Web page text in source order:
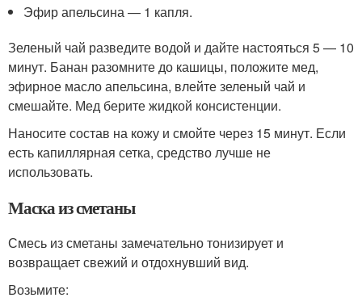
Эфир апельсина — 1 капля.
Зеленый чай разведите водой и дайте настояться 5 — 10
минут. Банан разомните до кашицы, положите мед,
эфирное масло апельсина, влейте зеленый чай и
смешайте. Мед берите жидкой консистенции.
Наносите состав на кожу и смойте через 15 минут. Если
есть капиллярная сетка, средство лучше не
использовать.
Маска из сметаны
Смесь из сметаны замечательно тонизирует и
возвращает свежий и отдохнувший вид.
Возьмите: